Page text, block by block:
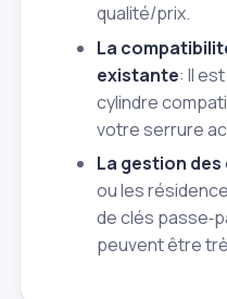
qualité/prix.
La
existante: Il
cylindre
votre serrure
La gestion des
ou les
de clés
peuvent être